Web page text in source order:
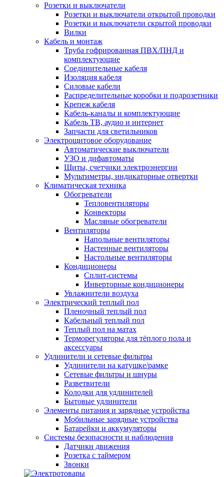
Розетки и выключатели
Розетки и выключатели открытой проводки
Розетки и выключатели скрытой проводки
Вилки
Кабель и монтаж
Труба гофрированная ПВХ/ПНД и
комплектующие
Соединительные кабеля
Изоляция кабеля
Силовые кабели
Распределительные коробки и подрозетники
Крепеж кабеля
Кабель-каналы и комплектующие
Кабель ТВ, аудио и интернет
Запчасти для светильников
Электрощитовое оборудование
Автоматические выключатели
УЗО и дифавтоматы
Щиты, счетчики электроэнергии
Мультиметры, индикаторные отвертки
Климатическая техника
Обогреватели
Тепловентиляторы
Конвекторы
Масляные обогреватели
Вентиляторы
Напольные вентиляторы
Настенные вентиляторы
Настольные вентиляторы
Кондиционеры
Сплит-системы
Инверторные кондиционеры
Увлажнители воздуха
Электрический теплый пол
Пленочный теплый пол
Кабельный теплый пол
Теплый пол на матах
Терморегуляторы для тёплого пола и
аксессуары
Удлинители и сетевые фильтры
Удлинители на катушке/рамке
Сетевые фильтры и шнуры
Разветвители
Колодки для удлинителей
Бытовые удлинители
Элементы питания и зарядные устройства
Мобильные зарядные устройства
Батарейки и аккумуляторы
Системы безопасности и наблюдения
Датчики движения
Розетка с таймером
Звонки